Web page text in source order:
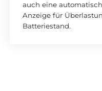
auch eine
Anzeige für
Batteriestand.